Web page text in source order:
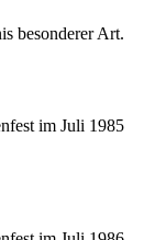
besonderer Art.
im Juli 1985